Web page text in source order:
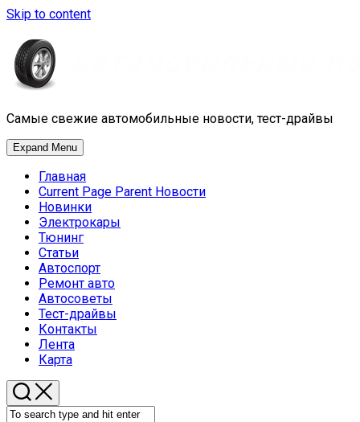
Skip to content
Самые свежие автомобильные новости, тест-драйвы
Expand Menu
Главная
Current Page Parent Новости
Новинки
Электрокары
Тюнинг
Статьи
Автоспорт
Ремонт авто
Автосоветы
Тест-драйвы
Контакты
Лента
Карта